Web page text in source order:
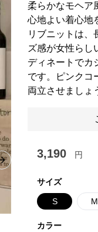
Next slide
柔らかなモヘア
心地よい着心地
リブニットは、
ズ感が女性らし
ディネートでカ
です。ピンクコ
両立させましょ
3,190 円
サイズ
S M
カラー